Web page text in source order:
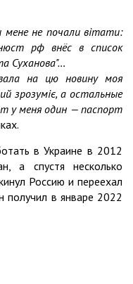
мене не почали вітати:
рф внёс в список
Суханова"…
на цю новину моя
зрозуміє, а остальные
у меня один — паспорт
в Украине в 2012
а спустя несколько
Россию и переехал
получил в январе 2022